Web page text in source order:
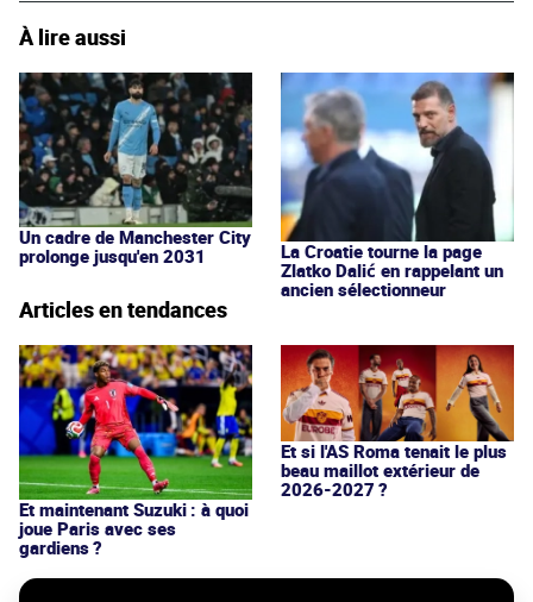
À lire aussi
Un cadre de Manchester City
prolonge jusqu'en 2031
La Croatie tourne la page
Zlatko Dalić en rappelant un
ancien sélectionneur
Articles en tendances
Et maintenant Suzuki : à quoi
joue Paris avec ses
gardiens ?
Et si l'AS Roma tenait le plus
beau maillot extérieur de
2026-2027 ?